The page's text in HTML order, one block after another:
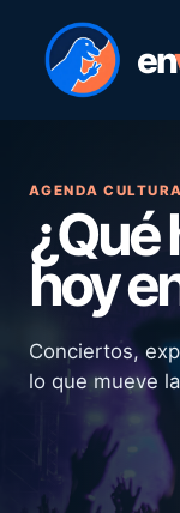
en
AGENDA
¿Qué
hoy
Conciertos,
lo que mueve